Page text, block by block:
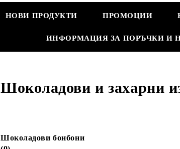
НОВИ ПРОДУКТИ ПРОМОЦИИ
ИНФОРМАЦИЯ ЗА ПОРЪЧКИ И
Шоколадови и захарни
Шоколадови бонбони